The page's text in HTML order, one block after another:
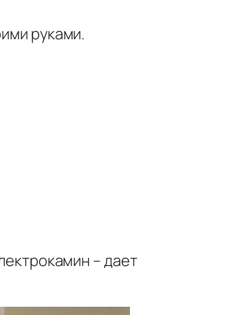
руками.
– дает